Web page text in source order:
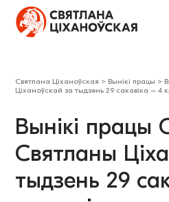
Святлана Ціханоўская > Вынікі працы >
Ціханоўскай за тыдзень 29 сакавіка – 4
Вынікі працы
Святланы
тыдзень 29